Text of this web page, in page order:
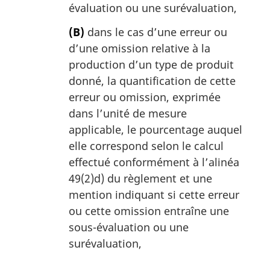
évaluation ou une surévaluation,
(B) dans le cas d’une erreur ou
d’une omission relative à la
production d’un type de produit
donné, la quantification de cette
erreur ou omission, exprimée
dans l’unité de mesure
applicable, le pourcentage auquel
elle correspond selon le calcul
effectué conformément à l’alinéa
49(2)d) du règlement et une
mention indiquant si cette erreur
ou cette omission entraîne une
sous-évaluation ou une
surévaluation,